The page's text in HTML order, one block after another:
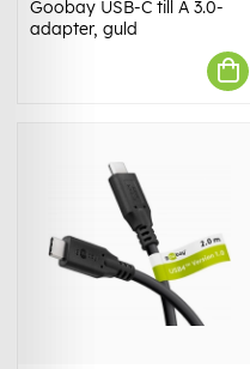
Goobay USB-C till A 3.0-
adapter, guld